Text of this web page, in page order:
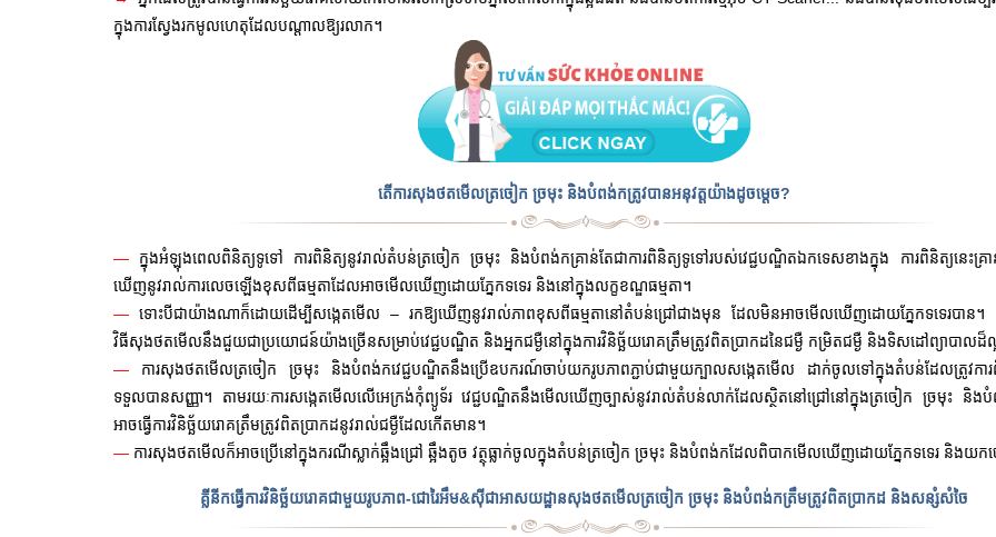
ក្នុងការស្វែងរកមូលហេតុដែលបណ្តាលឱ្យរលាក។
តើការសុងថតមើលត្រចៀក ច្រមុះ និងបំពង់កត្រូវបានអនុវត្តយ៉ាងដូចម្តេច?
— ក្នុងអំឡុងពេលពិនិត្យទូទៅ ការពិនិត្យនូវរាល់តំបន់ត្រចៀក ច្រមុះ និងបំពង់កគ្រាន់តែជាការពិនិត្យទូទៅរបស់វេជ្ជបណ្ឌិតឯកទេសខាងក្នុង ការពិនិត្យនេះគ្រា
ឃើញនូវរាល់ការលេចឡើងខុសពីធម្មតាដែលអាចមើលឃើញដោយភ្នែកទទេរ និងនៅក្នុងលក្ខខណ្ឌធម្មតា។
—ទោះបីជាយ៉ាងណាក៏ដោយដើម្បីសង្កេតមើល – រកឱ្យឃើញនូវរាល់ភាពខុសពីធម្មតានៅតំបន់ជ្រៅជាងមុន ដែលមិនអាចមើលឃើញដោយភ្នែកទទេរបាន។
វិធីសុងថតមើលនឹងជួយជាប្រយោជន៍យ៉ាងច្រើនសម្រាប់វេជ្ជបណ្ឌិត និងអ្នកជម្ងឺនៅក្នុងការវិនិច្ឆ័យរោគត្រឹមត្រូវពិតប្រាកដនៃជម្ងឺ កម្រិតជម្ងឺ និងទិសដៅព្យាបាលដ៏
— ការសុងថតមើលត្រចៀក ច្រមុះ និងបំពង់កវេជ្ជបណ្ឌិតនឹងប្រើឧបករណ៍ចាប់យករូបភាពភ្ជាប់ជាមួយក្បាលសង្កេតមើល ដាក់ចូលទៅក្នុងតំបន់ដែលត្រូវការ
ទទួលបានសញ្ញា។ តាមរយៈការសង្កេតមើលលើអេក្រង់កុំព្យូទ័រ វេជ្ជបណ្ឌិតនឹងមើលឃើញច្បាស់នូវរាល់តំបន់លាក់ដែលស្ថិតនៅជ្រៅនៅក្នុងត្រចៀក ច្រមុះ និ
អាចធ្វើការវិនិច្ឆ័យរោគត្រឹមត្រូវពិតប្រាកដនូវរាល់ជម្ងឺដែលកើតមាន។
— ការសុងថតមើលក៏អាចប្រើនៅក្នុងករណីស្លាក់ឆ្អឹងជ្រៅ ឆ្អឹងតូច វត្ថុធ្លាក់ចូលក្នុងតំបន់ត្រចៀក ច្រមុះ និងបំពង់កដែលពិបាកមើលឃើញដោយភ្នែកទទេរ និងយ
គ្លីនីកធ្វើការវិនិច្ឆ័យរោគជាមួយរូបភាព-ជោរៃអឹម&ស៊ីជាអាសយដ្ឋានសុងថតមើលត្រចៀក ច្រមុះ និងបំពង់កត្រឹមត្រូវពិតប្រាកដ និងសន្សំសំចៃ